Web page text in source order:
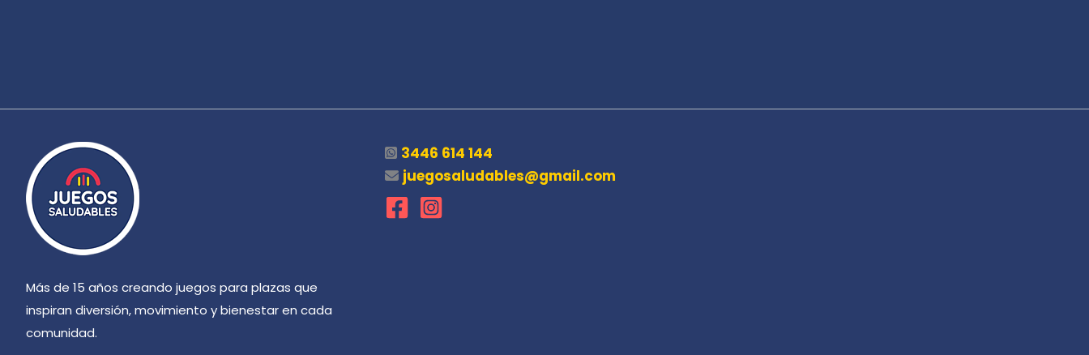
Más de 15 años creando juegos para plazas que
inspiran diversión, movimiento y bienestar en cada
comunidad.
3446 614 144
juegosaludables@gmail.com